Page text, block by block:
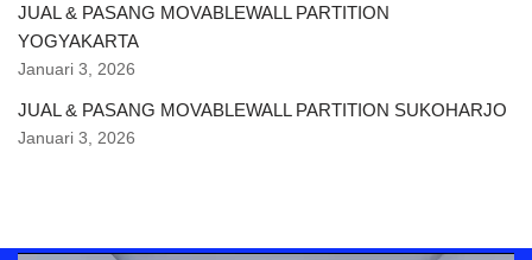
JUAL & PASANG MOVABLEWALL PARTITION
YOGYAKARTA
Januari 3, 2026
JUAL & PASANG MOVABLEWALL PARTITION SUKOHARJO
Januari 3, 2026